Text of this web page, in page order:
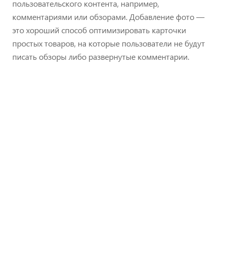
пользовательского контента, например,
комментариями или обзорами. Добавление фото —
это хороший способ оптимизировать карточки
простых товаров, на которые пользователи не будут
писать обзоры либо развернутые комментарии.